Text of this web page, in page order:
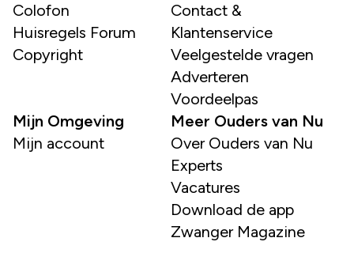
Colofon
Huisregels Forum
Copyright
Contact &
Klantenservice
Veelgestelde vragen
Adverteren
Voordeelpas
Mijn Omgeving
Mijn account
Meer Ouders van Nu
Over Ouders van Nu
Experts
Vacatures
Download de app
Zwanger Magazine